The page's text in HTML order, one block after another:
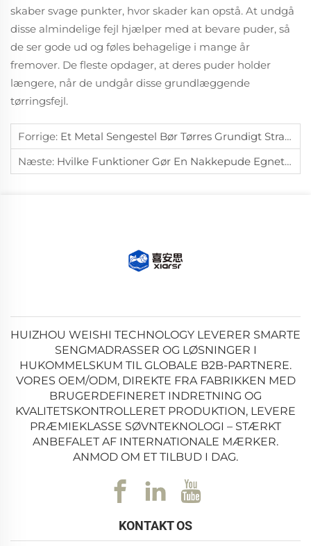
skaber svage punkter, hvor skader kan opstå. At undgå
disse almindelige fejl hjælper med at bevare puder, så
de ser gode ud og føles behagelige i mange år
fremover. De fleste opdager, at deres puder holder
længere, når de undgår disse grundlæggende
tørringsfejl.
Forrige: Et Metal Sengestel Bør Tørres Grundigt Straks Efter Kontakt Med Vand.
Næste: Hvilke Funktioner Gør En Nakkepude Egnet Til Rejser Over Lange Afstande?
HUIZHOU WEISHI TECHNOLOGY LEVERER SMARTE
SENGMADRASSER OG LØSNINGER I
HUKOMMELSKUM TIL GLOBALE B2B-PARTNERE.
VORES OEM/ODM, DIREKTE FRA FABRIKKEN MED
BRUGERDEFINERET INDRETNING OG
KVALITETSKONTROLLERET PRODUKTION, LEVERE
PRÆMIEKLASSE SØVNTEKNOLOGI – STÆRKT
ANBEFALET AF INTERNATIONALE MÆRKER.
ANMOD OM ET TILBUD I DAG.
KONTAKT OS